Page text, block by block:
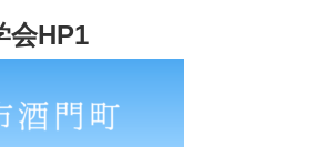
会HP1